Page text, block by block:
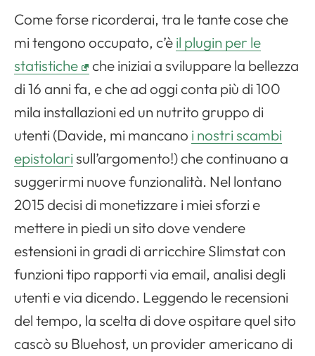
Come forse ricorderai, tra le tante cose che
mi tengono occupato, c’èil plugin per le
statistiche
che iniziai a sviluppare la bellezza
di 16 anni fa, e che ad oggi conta più di 100
mila installazioni ed un nutrito gruppo di
utenti (Davide, mi mancano i nostri scambi
epistolarisull’argomento!) che continuano a
suggerirmi nuove funzionalità. Nel lontano
2015 decisi di monetizzare i miei sforzi e
mettere in piedi un sito dove vendere
estensioni in gradi di arricchire Slimstat con
funzioni tipo rapporti via email, analisi degli
utenti e via dicendo. Leggendo le recensioni
del tempo, la scelta di dove ospitare quel sito
cascò su Bluehost, un provider americano di